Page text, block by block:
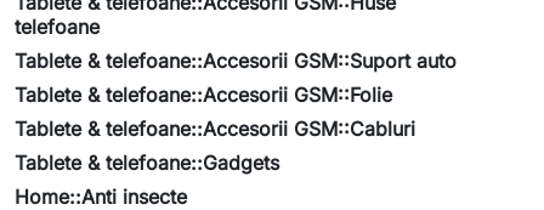
telefoane
Tablete & telefoane::Accesorii GSM::Suport auto
Tablete & telefoane::Accesorii GSM::Folie
Tablete & telefoane::Accesorii GSM::Cabluri
Tablete & telefoane::Gadgets
Home::Anti insecte